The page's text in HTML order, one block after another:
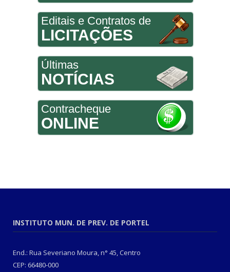
Editais e Contratos de
LICITAÇÕES
Últimas
NOTÍCIAS
Contracheque
ONLINE
INSTITUTO MUN. DE PREV. DE PORTEL
End.: Rua Severiano Moura, n° 45, Centro
CEP: 66480-000